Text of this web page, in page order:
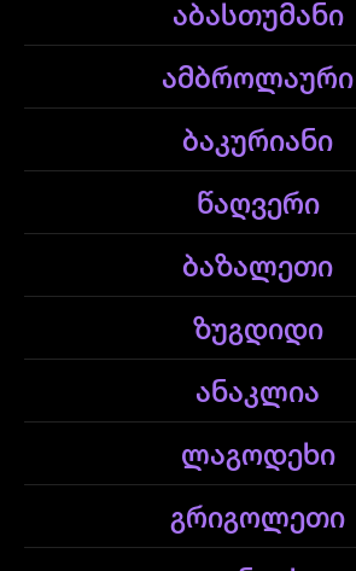
აბასთუმანი
ამბროლაური
ბაკურიანი
წაღვერი
ბაზალეთი
ზუგდიდი
ანაკლია
ლაგოდეხი
გრიგოლეთი